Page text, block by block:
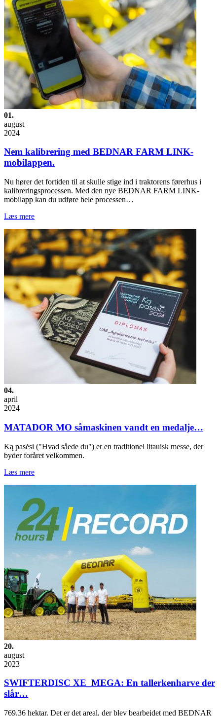
01.
august
2024
Nem kalibrering med BEDNAR FARM LINK-
mobilappen.
Nu hører det fortiden til at skulle stige ind i traktorens førerhus i
kalibreringsprocessen. Med den nye BEDNAR FARM LINK-
mobilapp kan du udføre hele processen…
Læs mere
04.
april
2024
MATADOR MO såmaskinen vandt en medalje…
Ką pasėsi ("Hvad såede du") er en traditionel litauisk messe, der
byder foråret velkommen.
Læs mere
20.
august
2023
SWIFTERDISC XE_MEGA: En tallerkenharve der
slår…
769,36 hektar. Det er det areal, der blev bearbejdet med BEDNAR